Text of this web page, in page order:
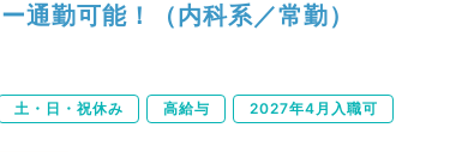
ー通勤可能！（内科系／常勤）
土・日・祝休み 高給与 2027年4月入職可